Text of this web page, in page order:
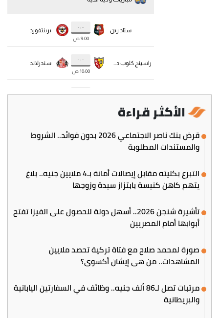
الأكثر قراءة
قرض بنك ناصر الاجتماعي 2026 بدون فوائد.. الشروط
والمستندات المطلوبة
التبرع بكليته مقابل إيصالات أمانة بـ4 ملايين جنيه.. بلاغ
يتهم كاهن كنيسة بابتزاز سيدة وزوجها
تأشيرة شنجن 2026.. أسهل دولة للحصول على الفيزا تفتح
أبوابها أمام المصريين
صورة لمحمد صلاح مع فتاة تركية تحصد ملايين
المشاهدات.. من هي إيشان أكسوي؟
مرتبات تصل لـ86 ألف جنيه.. وظائف في السفارتين اليابانية
والبريطانية